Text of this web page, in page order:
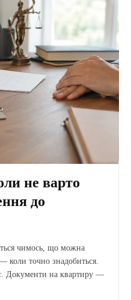
не варто
до
чимось, що можна
коли точно знадобиться.
Документи на квартиру —